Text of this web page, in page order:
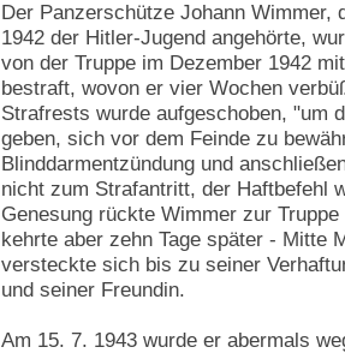
Der Panzerschütze Johann Wimmer,
1942 der Hitler-Jugend angehörte,
von der Truppe im Dezember 1942
bestraft, wovon er vier Wochen
Strafrests wurde aufgeschoben, "um
geben, sich vor dem Feinde zu
Blinddarmentzündung und
nicht zum Strafantritt, der Haftbefehl
Genesung rückte Wimmer zur
kehrte aber zehn Tage später - Mitte
versteckte sich bis zu seiner
und seiner Freundin.
Am 15. 7. 1943 wurde er abermals